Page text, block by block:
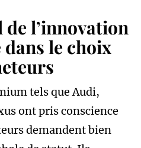
l’innovation
le choix
tels que Audi,
ont pris conscience
demandent bien